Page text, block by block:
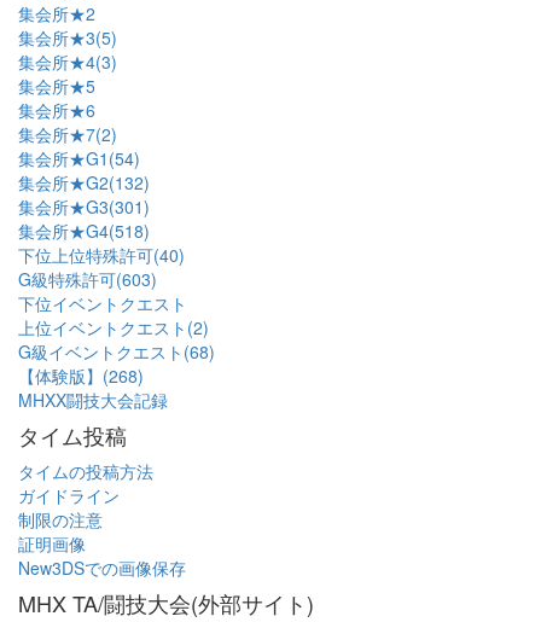
集会所★2
集会所★3(5)
集会所★4(3)
集会所★5
集会所★6
集会所★7(2)
集会所★G1(54)
集会所★G2(132)
集会所★G3(301)
集会所★G4(518)
下位上位特殊許可(40)
G級特殊許可(603)
下位イベントクエスト
上位イベントクエスト(2)
G級イベントクエスト(68)
【体験版】(268)
MHXX闘技大会記録
タイム投稿
タイムの投稿方法
ガイドライン
制限の注意
証明画像
New3DSでの画像保存
MHX TA/闘技大会(外部サイト)